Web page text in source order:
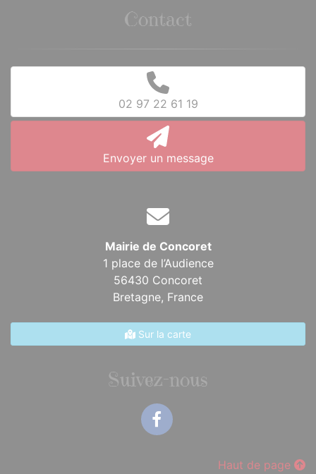
Contact
02 97 22 61 19
Envoyer un message
Mairie de Concoret
1 place de l’Audience
56430 Concoret
Bretagne, France
Sur la carte
Suivez-nous
Haut de page